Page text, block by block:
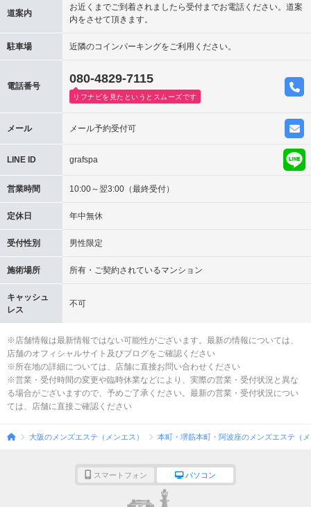
道案内
お近くまでご到着されましたら受付までお電話ください。道案
内をさせて頂きます。
駐車場 近隣のコインパーキングをご利用ください。
電話番号
080-4829-7115
リフナビを見たというとスムーズです
メール メール予約受付可
LINE ID grafspa
営業時間 10:00～翌3:00（最終受付）
定休日 年中無休
受付性別 男性限定
施術場所 所有・ご契約されているマンション
キャッシュ
レス
不可
※店舗情報は最新情報ではない可能性がございます。最新の情報については、
店舗のオフィシャルサイト及びブログをご確認ください
※所在地の詳細については、店舗に直接お問い合わせください
※営業・受付時間の変更や臨時休業などにより、実際の営業・受付状況と異な
る場合がございますので、予めご了承ください。最新の営業・受付状況につい
ては、店舗に直接ご確認ください
大阪のメンズエステ（メンエス） 本町・堺筋本町・阿波座のメンズエステ（
スマートフォン パソコン